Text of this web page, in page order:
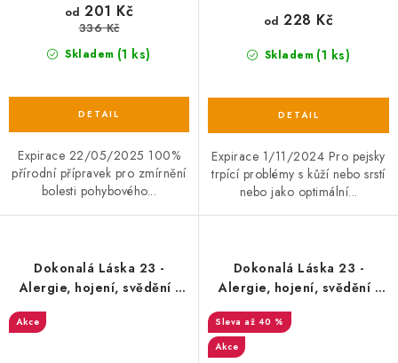
Skladem (1 ks)
od 201 Kč
336 Kč
Expirace 22/05/2025 100%
přírodní přípravek pro zmírnění
bolesti pohybového...
Skladem (1 ks)
od 228 Kč
Expirace 1/11/2024 Pro pejsky
trpící problémy s kůží nebo srstí
nebo jako optimální...
Dokonalá Láska 23 -
Alergie, hojení, svědění -
Akce
Dokonalá Láska 23 -
Alergie, hojení, svědění -
až 40 %
Akce